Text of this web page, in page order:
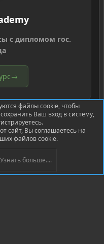
с дипломом гос.
→
2026 XenForo Ltd.
файлы cookie, чтобы
Ваш вход в систему,
сайт, Вы соглашаетесь на
файлов cookie.
Узнать больше....